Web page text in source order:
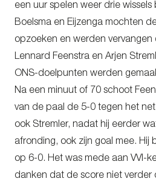
een uur spelen weer drie wissels
Boelsma en Eijzenga mochten
opzoeken en werden vervangen
Lennard Feenstra en Arjen
ONS-doelpunten werden
Na een minuut of 70 schoot
van de paal de 5-0 tegen het
ook Stremler, nadat hij eerder
afronding, ook zijn goal mee. Hij
op 6-0. Het was mede aan VVI-
danken dat de score niet verder